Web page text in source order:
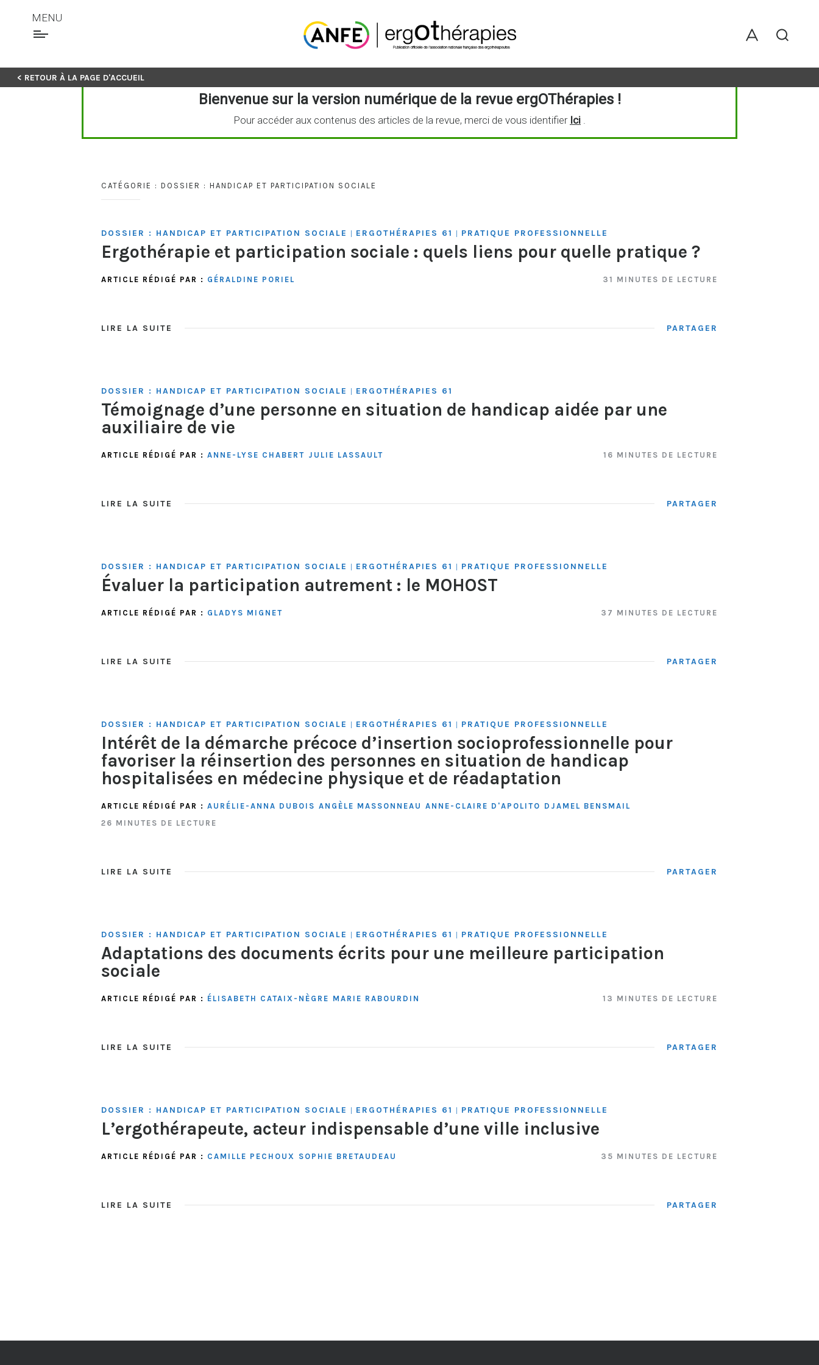
Skip
MENU
< RETOUR À LA PAGE D'ACCUEIL
Bienvenue sur la version numérique de la revue ergOThérapies !
Pour accéder aux contenus des articles de la revue, merci de vous identifier Ici .
CATÉGORIE : DOSSIER : HANDICAP ET PARTICIPATION SOCIALE
DOSSIER : HANDICAP ET PARTICIPATION SOCIALE | ERGOTHÉRAPIES 61 | PRATIQUE PROFESSIONNELLE
Ergothérapie et participation sociale : quels liens pour quelle pratique ?
ARTICLE RÉDIGÉ PAR : GÉRALDINE PORIEL 31 MINUTES DE LECTURE
LIRE LA SUITE PARTAGER
DOSSIER : HANDICAP ET PARTICIPATION SOCIALE | ERGOTHÉRAPIES 61
Témoignage d’une personne en situation de handicap aidée par une
auxiliaire de vie
ARTICLE RÉDIGÉ PAR : ANNE-LYSE CHABERT JULIE LASSAULT 16 MINUTES DE LECTURE
LIRE LA SUITE PARTAGER
DOSSIER : HANDICAP ET PARTICIPATION SOCIALE | ERGOTHÉRAPIES 61 | PRATIQUE PROFESSIONNELLE
Évaluer la participation autrement : le MOHOST
ARTICLE RÉDIGÉ PAR : GLADYS MIGNET 37 MINUTES DE LECTURE
LIRE LA SUITE PARTAGER
DOSSIER : HANDICAP ET PARTICIPATION SOCIALE | ERGOTHÉRAPIES 61 | PRATIQUE PROFESSIONNELLE
Intérêt de la démarche précoce d’insertion socioprofessionnelle pour
favoriser la réinsertion des personnes en situation de handicap
hospitalisées en médecine physique et de réadaptation
ARTICLE RÉDIGÉ PAR : AURÉLIE-ANNA DUBOIS ANGÈLE MASSONNEAU ANNE-CLAIRE D'APOLITO DJAMEL BENSMAIL
26 MINUTES DE LECTURE
LIRE LA SUITE PARTAGER
DOSSIER : HANDICAP ET PARTICIPATION SOCIALE | ERGOTHÉRAPIES 61 | PRATIQUE PROFESSIONNELLE
Adaptations des documents écrits pour une meilleure participation
sociale
ARTICLE RÉDIGÉ PAR : ÉLISABETH CATAIX-NÈGRE MARIE RABOURDIN 13 MINUTES DE LECTURE
LIRE LA SUITE PARTAGER
DOSSIER : HANDICAP ET PARTICIPATION SOCIALE | ERGOTHÉRAPIES 61 | PRATIQUE PROFESSIONNELLE
L’ergothérapeute, acteur indispensable d’une ville inclusive
ARTICLE RÉDIGÉ PAR : CAMILLE PECHOUX SOPHIE BRETAUDEAU 35 MINUTES DE LECTURE
LIRE LA SUITE PARTAGER